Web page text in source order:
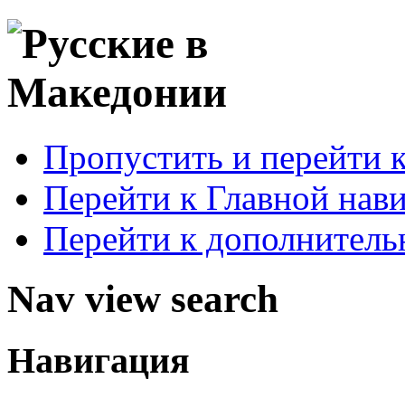
Пропустить и перейти
Перейти к Главной
Перейти к
Nav view search
Навигация